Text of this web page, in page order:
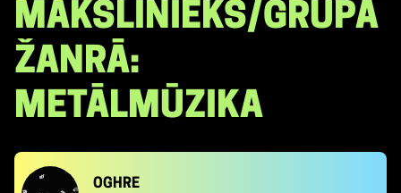
MĀKSLINIEKS/GRUPA
ŽANRĀ:
METĀLMŪZIKA
OGHRE